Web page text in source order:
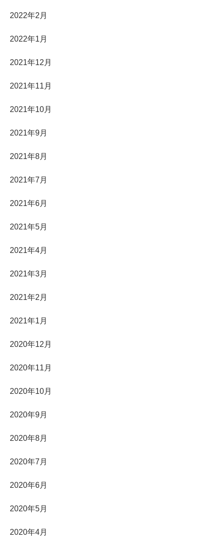
2022年2月
2022年1月
2021年12月
2021年11月
2021年10月
2021年9月
2021年8月
2021年7月
2021年6月
2021年5月
2021年4月
2021年3月
2021年2月
2021年1月
2020年12月
2020年11月
2020年10月
2020年9月
2020年8月
2020年7月
2020年6月
2020年5月
2020年4月